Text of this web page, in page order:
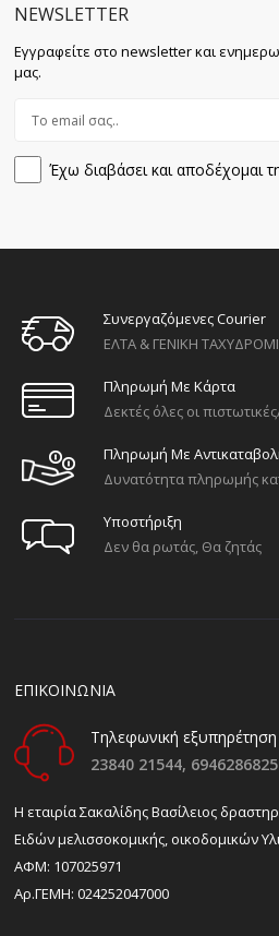
NEWSLETTER
Εγγραφείτε στο newsletter και
μας.
Έχω διαβάσει και αποδέχομαι
Συνεργαζόμενες Courier
ΕΛΤΑ & ΓΕΝΙΚΗ
Πληρωμή Με Κάρτα
Δεκτές όλες οι
Πληρωμή Με
Δυνατότητα πληρωμής
Υποστήριξη
Δεν θα ρωτάς, Θα ζητάς
ΕΠΙΚΟΙΝΩΝΙΑ
Τηλεφωνική εξυπηρέτηση
23840 21544, 6946286825
H εταιρία Σακαλίδης Βασίλειος
Ειδών μελισσοκομικής, οικοδομικών
ΑΦΜ: 107025971
Αρ.ΓΕΜΗ: 024252047000